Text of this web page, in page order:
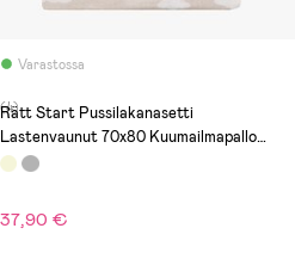
Varastossa
(4)
Rätt Start Pussilakanasetti
Lastenvaunut 70x80 Kuumailmapallo
Kolmiosainen, Greige
37,90 €